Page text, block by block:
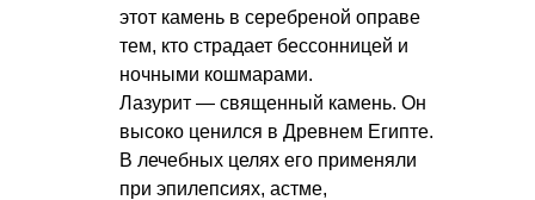
этот камень в серебреной оправе
тем, кто страдает бессонницей и
ночными кошмарами.
Лазурит — священный камень. Он
высоко ценился в Древнем Египте.
В лечебных целях его применяли
при эпилепсиях, астме,